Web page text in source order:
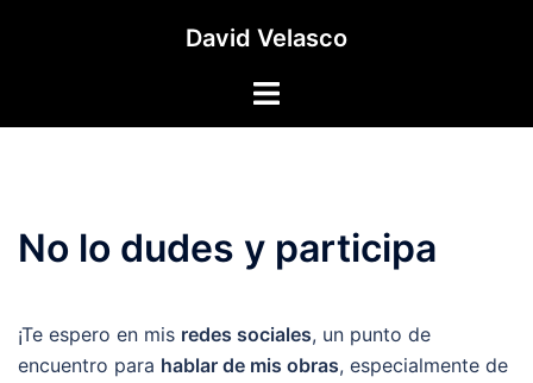
David Velasco
Alternar
No lo dudes y participa
¡Te espero en mis redes sociales, un punto de
encuentro para hablar de mis obras, especialmente de